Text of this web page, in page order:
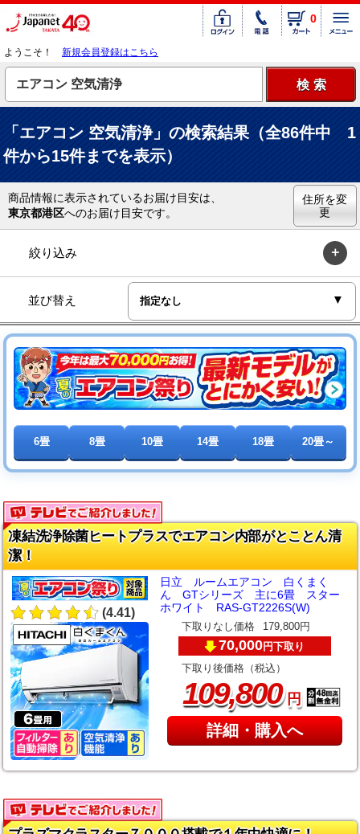
0
ようこそ！ 新規会員登録はこちら
「エアコン 空気清浄」の検索結果（全86件中 1
件から15件までを表示）
商品情報に表示されているお届け目安は、
東京都港区へのお届け目安です。
住所を変
更
絞り込み
並び替え
6畳 8畳 10畳 14畳 18畳 20畳～
凍結洗浄除菌ヒートプラスでエアコン内部がとことん清
潔！
(4.41)
日立 ルームエアコン 白くまく
ん GTシリーズ 主に6畳 スター
ホワイト RAS-GT2226S(W)
下取りなし価格 179,800円
70,000円下取り
下取り後価格（税込）
109,800円
詳細・購入へ